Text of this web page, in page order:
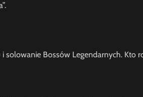
solowanie Bossów Legendarnych. Kto